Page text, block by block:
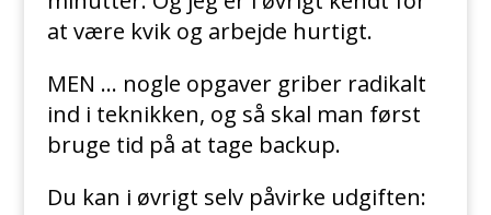
at være kvik og arbejde hurtigt.
MEN … nogle opgaver griber radikalt
ind i teknikken, og så skal man først
bruge tid på at tage backup.
Du kan i øvrigt selv påvirke udgiften: